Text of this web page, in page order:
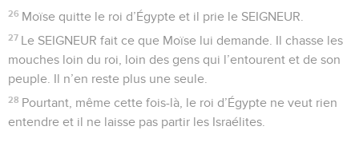
26 Moïse quitte le roi d’Égypte et il prie le SEIGNEUR.
27 Le SEIGNEUR fait ce que Moïse lui demande. Il chasse les
mouches loin du roi, loin des gens qui l’entourent et de son
peuple. Il n’en reste plus une seule.
28 Pourtant, même cette fois-là, le roi d’Égypte ne veut rien
entendre et il ne laisse pas partir les Israélites.